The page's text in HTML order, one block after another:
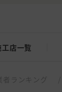
工店一覧